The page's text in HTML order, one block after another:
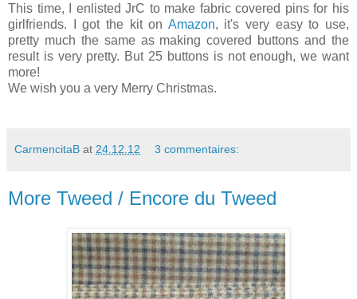
This time, I enlisted JrC to make fabric covered pins for his
girlfriends. I got the kit on Amazon, it's very easy to use,
pretty much the same as making covered buttons and the
result is very pretty. But 25 buttons is not enough, we want
more!
We wish you a very Merry Christmas.
CarmencitaB at 24.12.12 3 commentaires:
More Tweed / Encore du Tweed